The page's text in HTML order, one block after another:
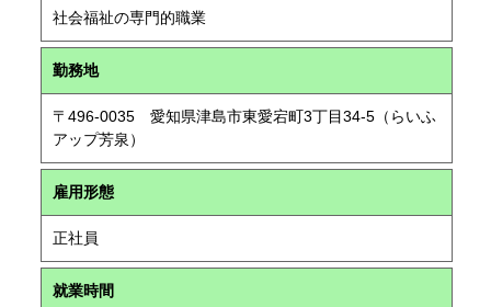
社会福祉の専門的職業
勤務地
〒496-0035 愛知県津島市東愛宕町3丁目34-5（らいふ
アップ芳泉）
雇用形態
正社員
就業時間